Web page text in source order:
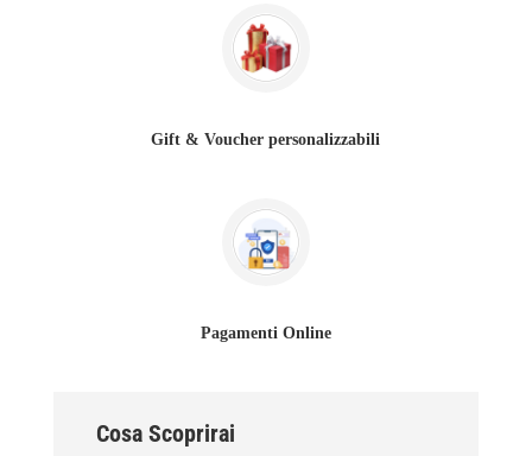
Gift & Voucher personalizzabili
Pagamenti Online
Cosa Scoprirai